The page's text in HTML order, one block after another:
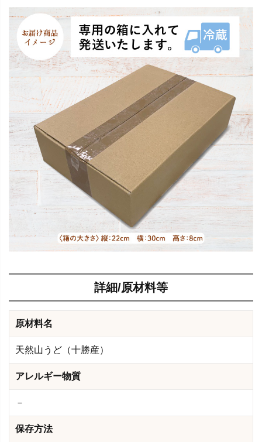
詳細/原材料等
原材料名
天然山うど（十勝産）
アレルギー物質
－
保存方法